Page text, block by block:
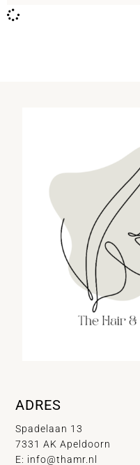
ADRES
Spadelaan 13
7331 AK Apeldoorn
E: info@thamr.nl